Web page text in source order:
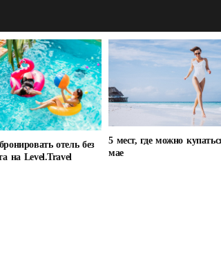
отель без
на Level.Travel
5 мест, где можно
мае